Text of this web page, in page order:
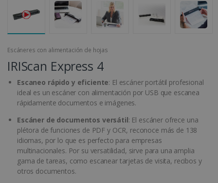
Escáneres con alimentación de hojas
IRIScan Express 4
Escaneo rápido y eficiente: El escáner portátil profesional
ideal es un escáner con alimentación por USB que escanea
rápidamente documentos e imágenes.
Escáner de documentos versátil: El escáner ofrece una
plétora de funciones de PDF y OCR, reconoce más de 138
idiomas, por lo que es perfecto para empresas
multinacionales. Por su versatilidad, sirve para una amplia
gama de tareas, como escanear tarjetas de visita, recibos y
otros documentos.